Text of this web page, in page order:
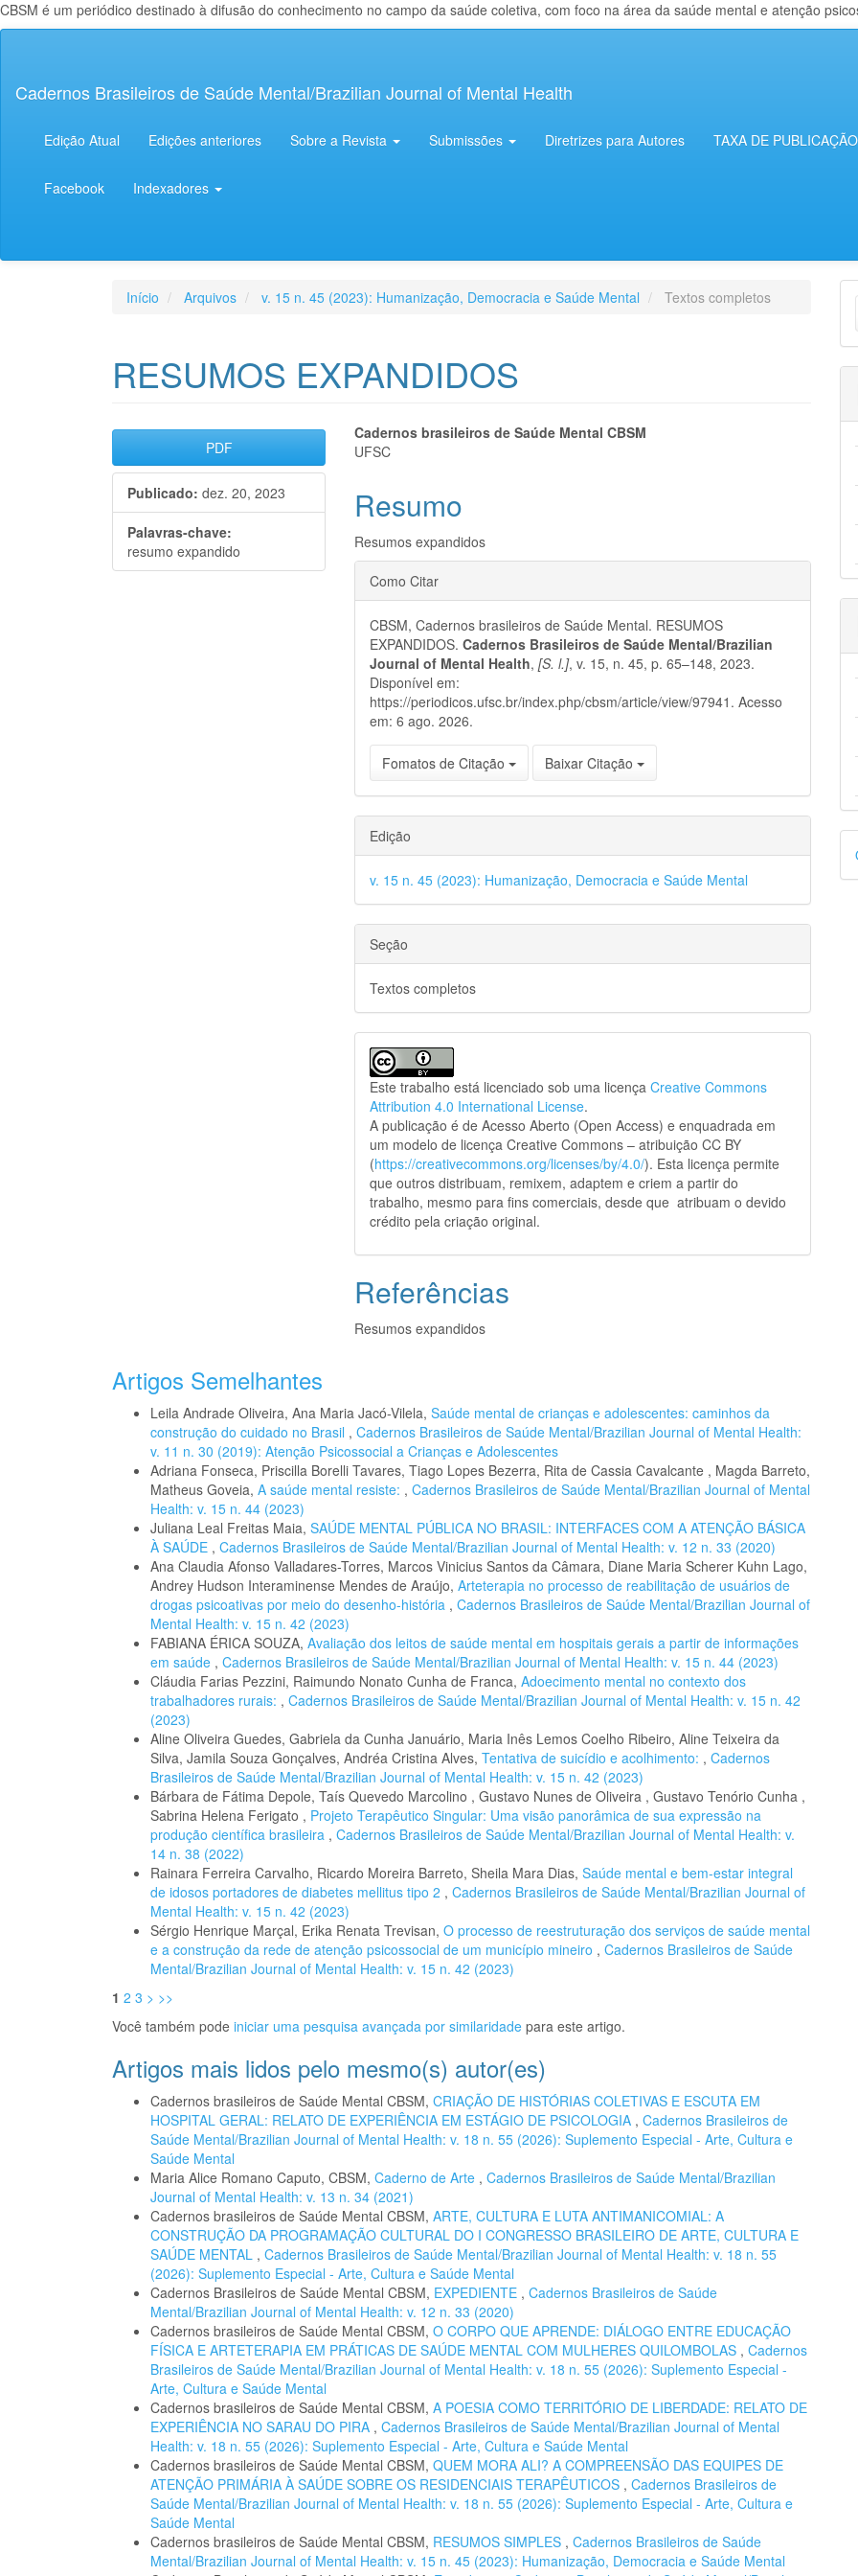
CBSM é um periódico destinado à difusão do conhecimento no campo da saúde coletiva, com foco na área da saúde mental e atenção
principal
Lateral
Cadernos Brasileiros de Saúde Mental/Brazilian Journal of Mental Health
Edição Atual Edições anteriores Sobre a Revista Submissões Diretrizes para Autores TAXA DE PUBLICAÇÃO
Facebook Indexadores
Início Arquivos v. 15 n. 45 (2023): Humanização, Democracia e Saúde Mental Textos completos
RESUMOS EXPANDIDOS
Barra
lateral
de
artigos
PDF
Publicado: dez. 20, 2023
Palavras-chave:
resumo expandido
Conteúdo
artigo
principal
Cadernos brasileiros de Saúde Mental CBSM
UFSC
Resumo
Resumos expandidos
Detalhes
do
artigo
Como Citar
CBSM, Cadernos brasileiros de Saúde Mental. RESUMOS
EXPANDIDOS.Cadernos Brasileiros de Saúde Mental/Brazilian
Journal of Mental Health,[S. l.], v. 15, n. 45, p. 65–148, 2023.
Disponível em:
https://periodicos.ufsc.br/index.php/cbsm/article/view/97941. Acesso
em: 6 ago. 2026.
Fomatos de Citação Baixar Citação
Edição
v. 15 n. 45 (2023): Humanização, Democracia e Saúde Mental
Seção
Textos completos
Este trabalho está licenciado sob uma licençaCreative Commons
Attribution 4.0 International License.
A publicação é de Acesso Aberto (Open Access) e enquadrada em
um modelo de licença Creative Commons – atribuição CC BY
(https://creativecommons.org/licenses/by/4.0/). Esta licença permite
que outros distribuam, remixem, adaptem e criem a partir do
trabalho, mesmo para fins comerciais, desde que atribuam o devido
crédito pela criação original.
Referências
Resumos expandidos
Artigos Semelhantes
Leila Andrade Oliveira, Ana Maria Jacó-Vilela, Saúde mental de crianças e adolescentes: caminhos da
construção do cuidado no Brasil , Cadernos Brasileiros de Saúde Mental/Brazilian Journal of Mental Health:
v. 11 n. 30 (2019): Atenção Psicossocial a Crianças e Adolescentes
Adriana Fonseca, Priscilla Borelli Tavares, Tiago Lopes Bezerra, Rita de Cassia Cavalcante , Magda Barreto,
Matheus Goveia, A saúde mental resiste: , Cadernos Brasileiros de Saúde Mental/Brazilian Journal of Mental
Health: v. 15 n. 44 (2023)
Juliana Leal Freitas Maia, SAÚDE MENTAL PÚBLICA NO BRASIL: INTERFACES COM A ATENÇÃO BÁSICA
À SAÚDE , Cadernos Brasileiros de Saúde Mental/Brazilian Journal of Mental Health: v. 12 n. 33 (2020)
Ana Claudia Afonso Valladares-Torres, Marcos Vinicius Santos da Câmara, Diane Maria Scherer Kuhn Lago,
Andrey Hudson Interaminense Mendes de Araújo, Arteterapia no processo de reabilitação de usuários de
drogas psicoativas por meio do desenho-história , Cadernos Brasileiros de Saúde Mental/Brazilian Journal of
Mental Health: v. 15 n. 42 (2023)
FABIANA ÉRICA SOUZA, Avaliação dos leitos de saúde mental em hospitais gerais a partir de informações
em saúde , Cadernos Brasileiros de Saúde Mental/Brazilian Journal of Mental Health: v. 15 n. 44 (2023)
Cláudia Farias Pezzini, Raimundo Nonato Cunha de Franca, Adoecimento mental no contexto dos
trabalhadores rurais: , Cadernos Brasileiros de Saúde Mental/Brazilian Journal of Mental Health: v. 15 n. 42
(2023)
Aline Oliveira Guedes, Gabriela da Cunha Januário, Maria Inês Lemos Coelho Ribeiro, Aline Teixeira da
Silva, Jamila Souza Gonçalves, Andréa Cristina Alves, Tentativa de suicídio e acolhimento: , Cadernos
Brasileiros de Saúde Mental/Brazilian Journal of Mental Health: v. 15 n. 42 (2023)
Bárbara de Fátima Depole, Taís Quevedo Marcolino , Gustavo Nunes de Oliveira , Gustavo Tenório Cunha ,
Sabrina Helena Ferigato , Projeto Terapêutico Singular: Uma visão panorâmica de sua expressão na
produção científica brasileira , Cadernos Brasileiros de Saúde Mental/Brazilian Journal of Mental Health: v.
14 n. 38 (2022)
Rainara Ferreira Carvalho, Ricardo Moreira Barreto, Sheila Mara Dias, Saúde mental e bem-estar integral
de idosos portadores de diabetes mellitus tipo 2 , Cadernos Brasileiros de Saúde Mental/Brazilian Journal of
Mental Health: v. 15 n. 42 (2023)
Sérgio Henrique Marçal, Erika Renata Trevisan, O processo de reestruturação dos serviços de saúde mental
e a construção da rede de atenção psicossocial de um município mineiro , Cadernos Brasileiros de Saúde
Mental/Brazilian Journal of Mental Health: v. 15 n. 42 (2023)
1 2 3 > >>
Você também pode iniciar uma pesquisa avançada por similaridade para este artigo.
Artigos mais lidos pelo mesmo(s) autor(es)
Cadernos brasileiros de Saúde Mental CBSM, CRIAÇÃO DE HISTÓRIAS COLETIVAS E ESCUTA EM
HOSPITAL GERAL: RELATO DE EXPERIÊNCIA EM ESTÁGIO DE PSICOLOGIA , Cadernos Brasileiros de
Saúde Mental/Brazilian Journal of Mental Health: v. 18 n. 55 (2026): Suplemento Especial - Arte, Cultura e
Saúde Mental
Maria Alice Romano Caputo, CBSM, Caderno de Arte , Cadernos Brasileiros de Saúde Mental/Brazilian
Journal of Mental Health: v. 13 n. 34 (2021)
Cadernos brasileiros de Saúde Mental CBSM, ARTE, CULTURA E LUTA ANTIMANICOMIAL: A
CONSTRUÇÃO DA PROGRAMAÇÃO CULTURAL DO I CONGRESSO BRASILEIRO DE ARTE, CULTURA E
SAÚDE MENTAL , Cadernos Brasileiros de Saúde Mental/Brazilian Journal of Mental Health: v. 18 n. 55
(2026): Suplemento Especial - Arte, Cultura e Saúde Mental
Cadernos Brasileiros de Saúde Mental CBSM, EXPEDIENTE , Cadernos Brasileiros de Saúde
Mental/Brazilian Journal of Mental Health: v. 12 n. 33 (2020)
Cadernos brasileiros de Saúde Mental CBSM, O CORPO QUE APRENDE: DIÁLOGO ENTRE EDUCAÇÃO
FÍSICA E ARTETERAPIA EM PRÁTICAS DE SAÚDE MENTAL COM MULHERES QUILOMBOLAS , Cadernos
Brasileiros de Saúde Mental/Brazilian Journal of Mental Health: v. 18 n. 55 (2026): Suplemento Especial -
Arte, Cultura e Saúde Mental
Cadernos brasileiros de Saúde Mental CBSM, A POESIA COMO TERRITÓRIO DE LIBERDADE: RELATO DE
EXPERIÊNCIA NO SARAU DO PIRA , Cadernos Brasileiros de Saúde Mental/Brazilian Journal of Mental
Health: v. 18 n. 55 (2026): Suplemento Especial - Arte, Cultura e Saúde Mental
Cadernos brasileiros de Saúde Mental CBSM, QUEM MORA ALI? A COMPREENSÃO DAS EQUIPES DE
ATENÇÃO PRIMÁRIA À SAÚDE SOBRE OS RESIDENCIAIS TERAPÊUTICOS , Cadernos Brasileiros de
Saúde Mental/Brazilian Journal of Mental Health: v. 18 n. 55 (2026): Suplemento Especial - Arte, Cultura e
Saúde Mental
Cadernos brasileiros de Saúde Mental CBSM, RESUMOS SIMPLES , Cadernos Brasileiros de Saúde
Mental/Brazilian Journal of Mental Health: v. 15 n. 45 (2023): Humanização, Democracia e Saúde Mental